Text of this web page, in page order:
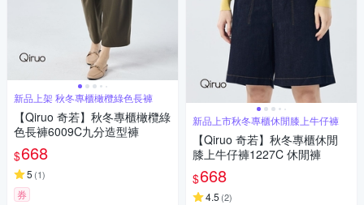
新品上架 秋冬專櫃橄欖綠色長褲
【Qiruo 奇若】秋冬專櫃橄欖綠
色長褲6009C九分造型褲
$668
5 (1)
券
新品上市秋冬專櫃休閒膝上牛仔褲
【Qiruo 奇若】秋冬專櫃休閒
膝上牛仔褲1227C 休閒褲
$668
4.5 (2)